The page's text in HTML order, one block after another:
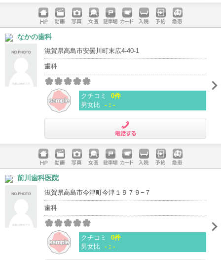
ホームペ
ージ
動画 写真 女医 駐車場
クレジッ
入院 予約 急患
なかの歯科
滋賀県高島市安曇川町末広4-40-1
歯科
クチコミ
0件
男女比 -：-
ホームペ
ージ
動画 写真 女医 駐車場
クレジッ
入院 予約 急患
前川歯科医院
滋賀県高島市今津町今津１９７９−７
歯科
クチコミ
0件
男女比 -：-